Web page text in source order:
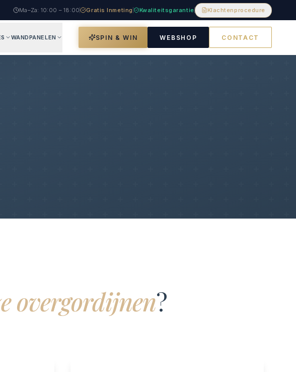
Ma–Za: 10:00 – 18:00 Gratis Inmeting Kwaliteitsgarantie Klachtenprocedure
WANDPANELEN SPIN & WIN WEBSHOP CONTACT
overgordijnen?